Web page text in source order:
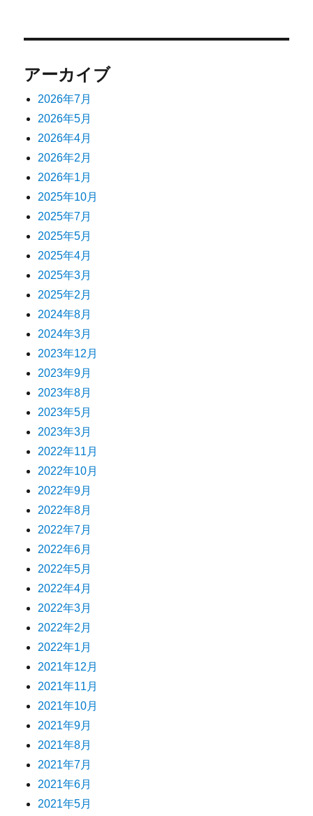
アーカイブ
2026年7月
2026年5月
2026年4月
2026年2月
2026年1月
2025年10月
2025年7月
2025年5月
2025年4月
2025年3月
2025年2月
2024年8月
2024年3月
2023年12月
2023年9月
2023年8月
2023年5月
2023年3月
2022年11月
2022年10月
2022年9月
2022年8月
2022年7月
2022年6月
2022年5月
2022年4月
2022年3月
2022年2月
2022年1月
2021年12月
2021年11月
2021年10月
2021年9月
2021年8月
2021年7月
2021年6月
2021年5月